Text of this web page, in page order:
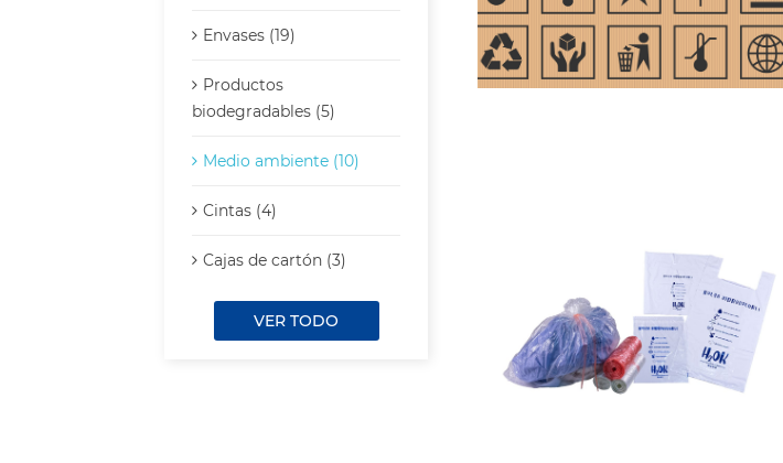
Envases (19)
Productos
biodegradables (5)
Medio ambiente (10)
Cintas (4)
Cajas de cartón (3)
VER TODO